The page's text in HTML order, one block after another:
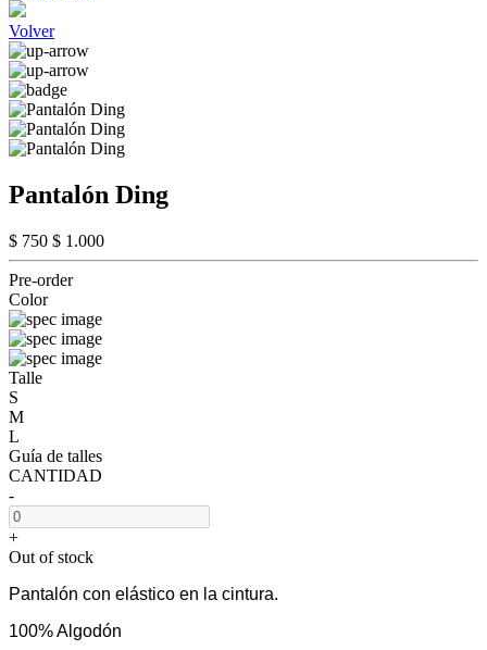
Volver
Pantalón Ding
$ 750 $ 1.000
Pre-order
Color
Talle
S
M
L
Guía de talles
CANTIDAD
-
+
Out of stock
Pantalón con elástico en la cintura.
100% Algodón